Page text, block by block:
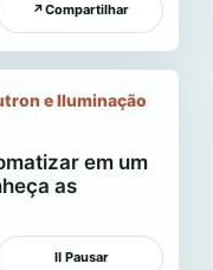
↗Compartilhar
e Iluminação
em um
as
Ⅱ Pausar